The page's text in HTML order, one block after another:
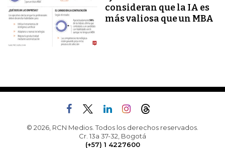
consideran que la IA es
más valiosa que un MBA
© 2026, RCN Medios. Todos los derechos reservados.
Cr. 13a 37-32, Bogotá
(+57) 1 4227600